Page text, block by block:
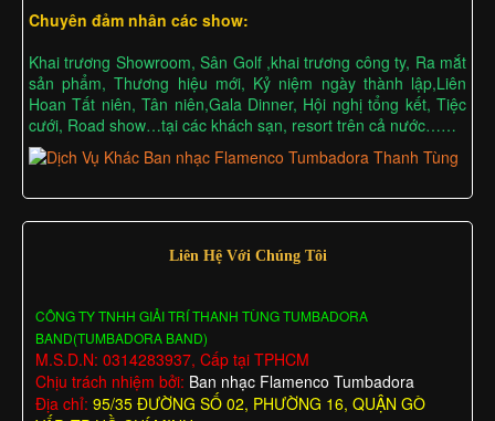
Chuyên đảm nhân các show:
Khai trương Showroom, Sân Golf ,khai trương công ty, Ra mắt
sản phẩm, Thương hiệu mới, Kỷ niệm ngày thành lập,Liên
Hoan Tất niên, Tân niên,Gala Dinner, Hội nghị tổng kết, Tiệc
cưới, Road show…tại các khách sạn, resort trên cả nước……
Liên Hệ Với Chúng Tôi
CÔNG TY TNHH GIẢI TRÍ THANH TÙNG TUMBADORA
BAND(TUMBADORA BAND)
M.S.D.N: 0314283937, Cấp tại TPHCM
Chịu trách nhiệm bởi: Ban nhạc Flamenco Tumbadora
Địa chỉ: 95/35 ĐƯỜNG SỐ 02, PHƯỜNG 16, QUẬN GÒ